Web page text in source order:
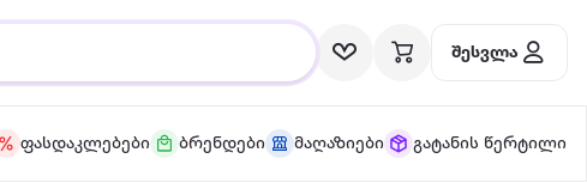
შესვლა
ფასდაკლებები ბრენდები მაღაზიები გატანის წერტილი